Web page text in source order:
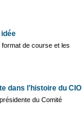
de course et les
dans l'histoire du CIO
du Comité